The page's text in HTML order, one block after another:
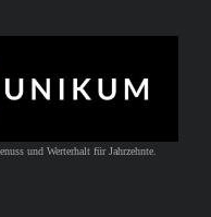
und Werterhalt für Jahrzehnte.